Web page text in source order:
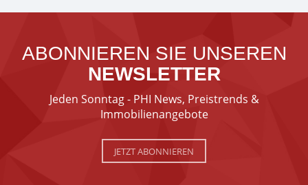
ABONNIEREN SIE UNSEREN
NEWSLETTER
Jeden Sonntag - PHI News, Preistrends &
Immobilienangebote
JETZT ABONNIEREN